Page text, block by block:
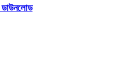
ডাউনলোড